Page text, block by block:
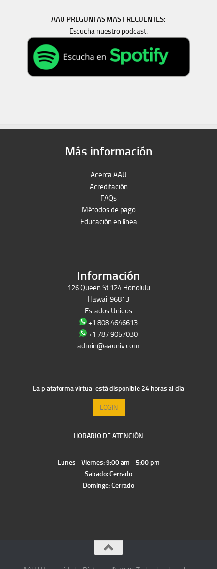
AAU PREGUNTAS MAS FRECUENTES:
Escucha nuestro podcast:
Más información
Acerca AAU
Acreditación
FAQs
Métodos de pago
Educación en línea
Información
126 Queen St 124 Honolulu
Hawaii 96813
Estados Unidos
+1 808 4646613
+1 787 9057030
admin@aauniv.com
La plataforma virtual está disponible 24 horas al día
LOGIN
HORARIO DE ATENCIÓN
Lunes - Viernes: 9:00 am - 5:00 pm
Sabado: Cerrado
Domingo: Cerrado